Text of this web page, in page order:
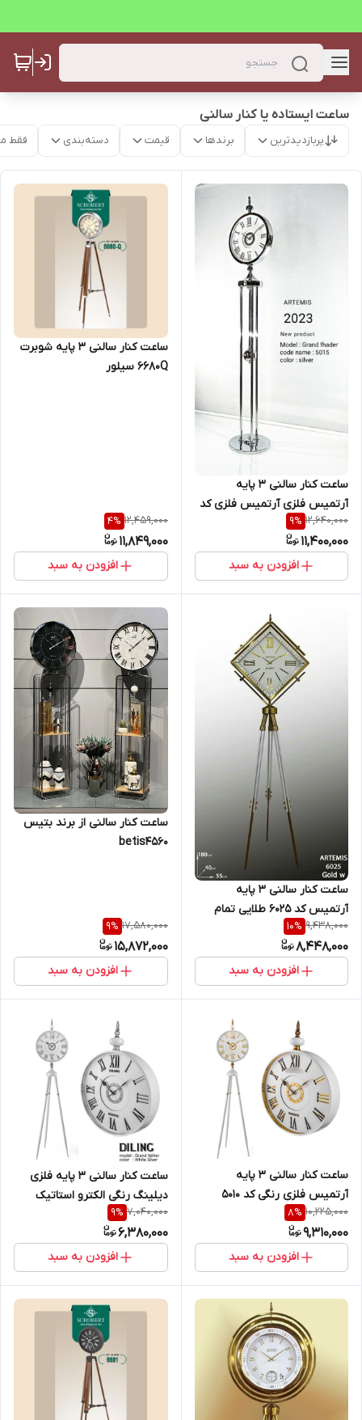
ساعت ایستاده یا کنار سالنی
پربازدیدترین برندها قیمت دسته‌بندی فقط
ساعت کنار سالنی ۳ پایه
آرتمیس فلزی آرتمیس فلزی کد
۵۰۱۵ NEW سفید طلایی اصل
12,640,000
9%
11,400,000
افزودن به سبد
ساعت کنار سالنی ۳ پایه شوبرت
6680Q سیلور
12,459,000
4%
11,849,000
افزودن به سبد
ساعت کنار سالنی ۳ پایه
آرتمیس کد ۶۰25 طلایی تمام
فلزی اصل
9,438,000
10%
8,448,000
افزودن به سبد
ساعت کنار سالنی از برند بتیس
betis4560
17,580,000
9%
15,872,000
افزودن به سبد
ساعت کنار سالنی ۳ پایه
آرتمیس فلزی رنگی کد ۵۰۱۰
سفید طلایی
10,225,000
8%
9,310,000
افزودن به سبد
ساعت کنار سالنی ۳ پایه فلزی
دیلینگ رنگی الکترو استاتیک
اصل
7,040,000
9%
6,380,000
افزودن به سبد